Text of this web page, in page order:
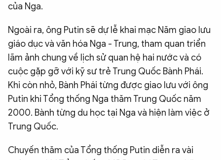
của Nga.
Ngoài ra, ông Putin sẽ dự lễ khai mạc Năm giao lưu
giáo dục và văn hóa Nga - Trung, tham quan triển
lãm ảnh chung về lịch sử quan hệ hai nước và có
cuộc gặp gỡ với kỹ sư trẻ Trung Quốc Bành Phái.
Khi còn nhỏ, Bành Phái từng được giao lưu với ông
Putin khi Tổng thống Nga thăm Trung Quốc năm
2000. Bành từng du học tại Nga và hiện làm việc ở
Trung Quốc.
Chuyến thăm của Tổng thống Putin diễn ra vài